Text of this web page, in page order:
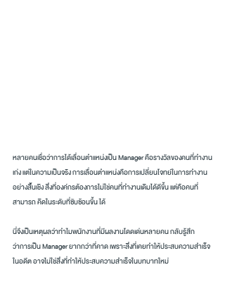
หลายคนเชื่อว่าการได้เลื่อนตำแหน่งเป็น Manager คือรางวัลของคนที่ทำงาน
เก่ง แต่ในความเป็นจริง การเลื่อนตำแหน่งคือการเปลี่ยนโจทย์ในการทำงาน
อย่างสิ้นเชิง สิ่งที่องค์กรต้องการไม่ใช่คนที่ทำงานเดิมได้ดีขึ้น แต่คือคนที่
สามารถ คิดในระดับที่ซับซ้อนขึ้น ได้
นี่จึงเป็นเหตุผลว่าทำไมพนักงานที่มีผลงานโดดเด่นหลายคน กลับรู้สึก
ว่าการเป็น Manager ยากกว่าที่คาด เพราะสิ่งที่เคยทำให้ประสบความสำเร็จ
ในอดีต อาจไม่ใช่สิ่งที่ทำให้ประสบความสำเร็จในบทบาทใหม่